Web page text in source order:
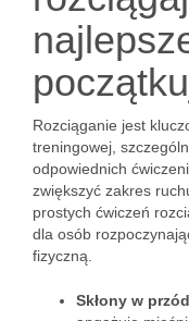
Rozciąganie jest
treningowej,
odpowiednich
zwiększyć zakres
prostych ćwiczeń
dla osób
fizyczną.
Skłony w